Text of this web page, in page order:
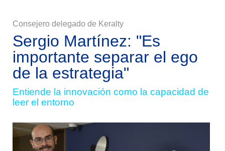
Consejero delegado de Keralty
Sergio Martínez: "Es
importante separar el ego
de la estrategia"
Entiende la innovación como la capacidad de
leer el entorno